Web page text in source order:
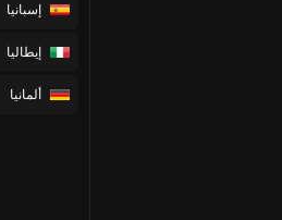
إسبانيا
إيطاليا
ألمانيا